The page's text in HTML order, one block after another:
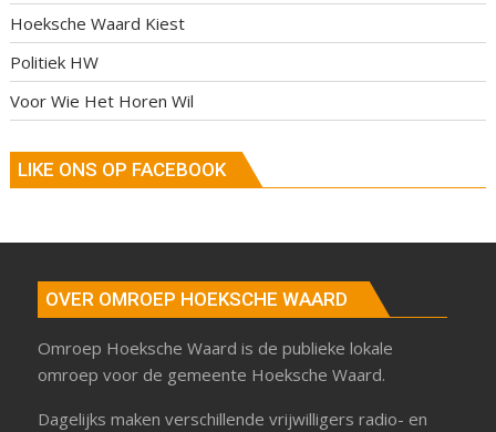
Hoeksche Waard Kiest
Politiek HW
Voor Wie Het Horen Wil
LIKE ONS OP FACEBOOK
OVER OMROEP HOEKSCHE WAARD
Omroep Hoeksche Waard is de publieke lokale
omroep voor de gemeente Hoeksche Waard.
Dagelijks maken verschillende vrijwilligers radio- en